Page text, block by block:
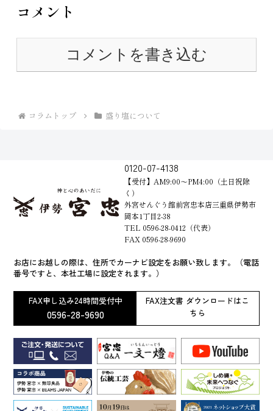
コメント
コメントを書き込む
コラムトップ 盛り塩について
0120-07-4138
【受付】AM9:00～PM4:00（土日祝除
く）
外宮せんぐう館前宮忠本店三重県伊勢市
岡本1丁目2-38
TEL 0596-28-0412（代表）
FAX 0596-28-9690
お店にお越しの際は、住所でカーナビ設定をお願い致します。（電話
番号ですと、本社工場に設定されます。）
FAX申し込み24時間受付中
0596-28-9690
FAX注文書 ダウンロードはこ
ちら